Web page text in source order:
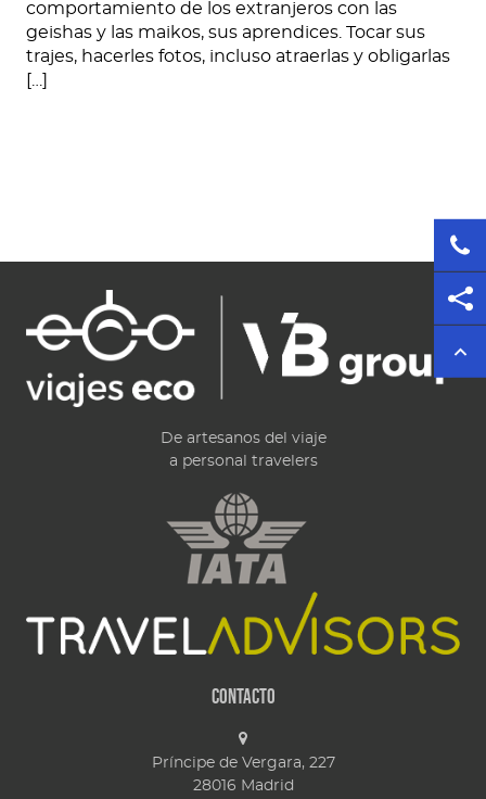
comportamiento de los extranjeros con las
geishas y las maikos, sus aprendices. Tocar sus
trajes, hacerles fotos, incluso atraerlas y obligarlas
De artesanos del viaje
a personal travelers
Contacto
Príncipe de Vergara, 227
28016 Madrid